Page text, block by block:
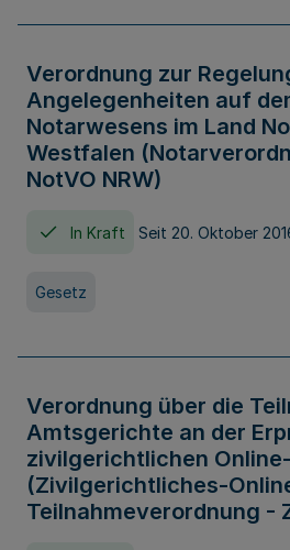
Verordnung zur
Angelegenheiten auf
Notarwesens im Land
Westfalen
NotVO NRW)
In Kraft Seit 20. Oktober
Gesetz
Verordnung über die
Amtsgerichte an der
zivilgerichtlichen
(Zivilgerichtliches-
Teilnahmeverordnung -